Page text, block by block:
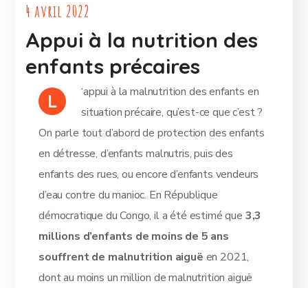
4 avril 2022
Appui à la nutrition des
enfants précaires
L
‘appui à la malnutrition des enfants en
situation précaire, qu’est-ce que c’est ?
On parle tout d’abord de protection des enfants
en détresse, d’enfants malnutris, puis des
enfants des rues, ou encore d’enfants vendeurs
d’eau contre du manioc. En République
démocratique du Congo, il a été estimé que 3,3
millions d’enfants de moins de 5 ans
souffrent de malnutrition aiguë en 2021,
dont au moins un million de malnutrition aiguë